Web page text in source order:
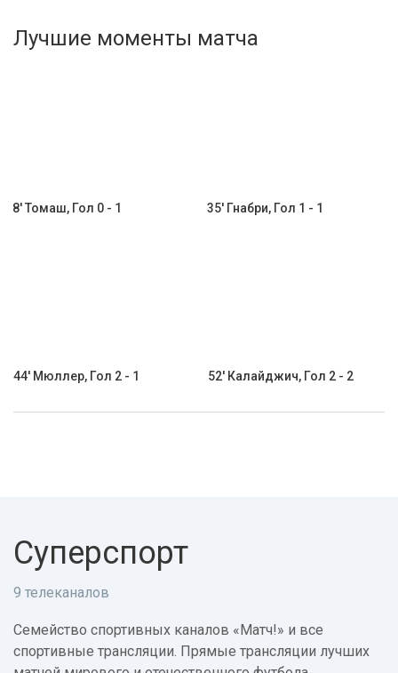
Активировать промокод
Лучшие моменты матча
8' Томаш, Гол 0 - 1 35' Гнабри, Гол 1 - 1
44' Мюллер, Гол 2 - 1 52' Калайджич, Гол 2 - 2
Суперспорт
9 телеканалов
Семейство спортивных каналов «Матч!» и все
спортивные трансляции. Прямые трансляции лучших